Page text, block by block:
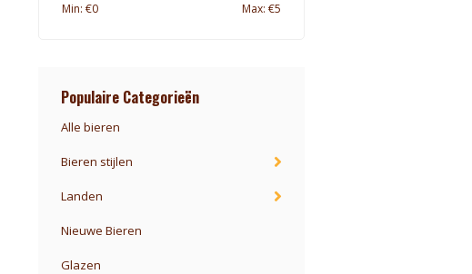
Min: €0 Max: €5
Populaire Categorieën
Alle bieren
Bieren stijlen
Landen
Nieuwe Bieren
Glazen